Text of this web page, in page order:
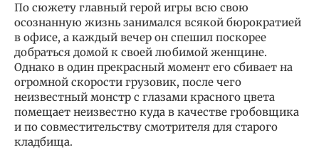
По сюжету главный герой игры всю свою
осознанную жизнь занимался всякой бюрократией
в офисе, а каждый вечер он спешил поскорее
добраться домой к своей любимой женщине.
Однако в один прекрасный момент его сбивает на
огромной скорости грузовик, после чего
неизвестный монстр с глазами красного цвета
помещает неизвестно куда в качестве гробовщика
и по совместительству смотрителя для старого
кладбища.